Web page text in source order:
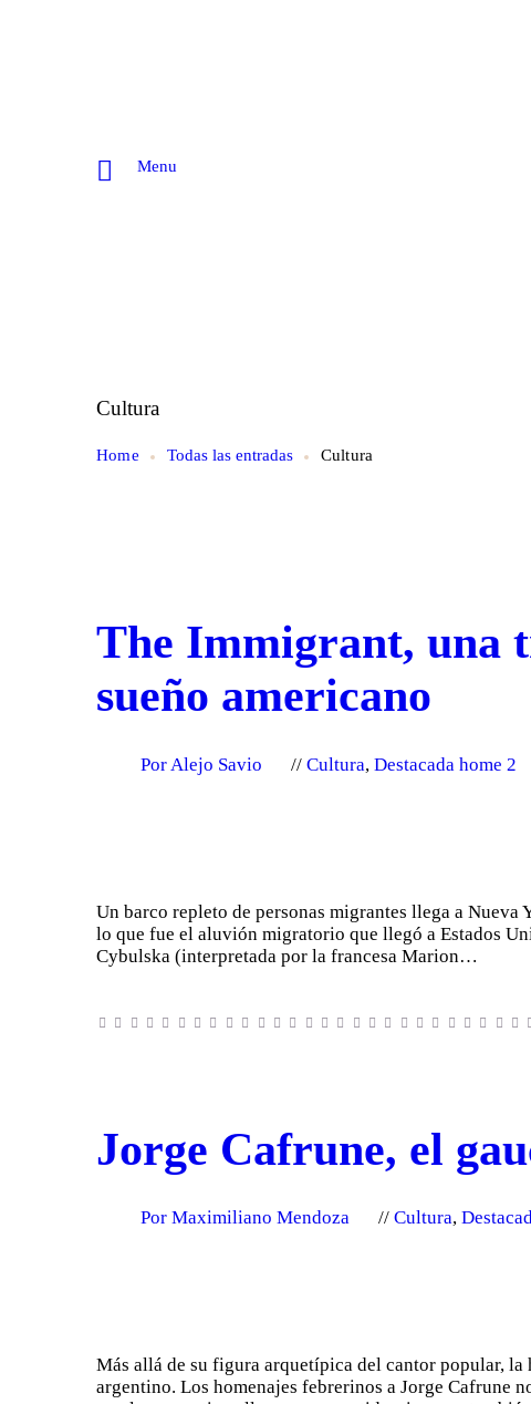
Menu
Cultura
Home Todas las entradas Cultura
The Immigrant, una
sueño americano
Por Alejo Savio Cultura,Destacada home 2
Un barco repleto de personas migrantes llega a
lo que fue el aluvión migratorio que llegó a Estados
Cybulska (interpretada por la francesa Marion…
Jorge Cafrune, el
Por Maximiliano Mendoza Cultura,
Más allá de su figura arquetípica del cantor popular,
argentino. Los homenajes febrerinos a Jorge Cafrune